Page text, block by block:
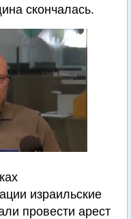
скончалась.
израильские
провести арест